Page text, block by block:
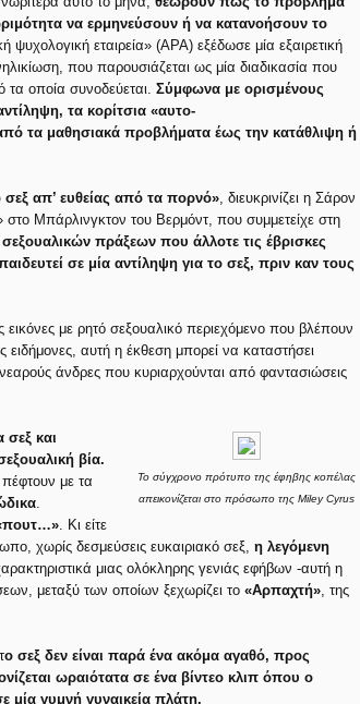
να ερμηνεύσουν ή να κατανοήσουν το
ψυχολογική εταιρεία» (AΡΑ) εξέδωσε μία εξαιρετική
που παρουσιάζεται ως μία διαδικασία που
τα οποία συνοδεύεται.Σύμφωνα με ορισμένους
τα κορίτσια «αυτο-
από τα μαθησιακά προβλήματα έως την κατάθλιψη ή
σεξ απ’ ευθείας από τα πορνό» , διευκρινίζει η Σάρον
Μπάρλινγκτον του Βερμόντ, που συμμετείχε στη
πράξεων που άλλοτε τις έβρισκες
σε μία αντίληψη για το σεξ, πριν καν τους
εικόνες με ρητό σεξουαλικό περιεχόμενο που βλέπουν
αυτή η έκθεση μπορεί να καταστήσει
άνδρες που κυριαρχούνται από φαντασιώσεις
To σύγχρονο πρότυπο της έφηβης κοπέλας
απεικονίζεται στο πρόσωπο της Miley Cyrus
σεξ και
βία.
πέφτουν με τα
. Κι είτε
χωρίς δεσμεύσεις ευκαιριακό σεξ,η λεγόμενη
μιας ολόκληρης γενιάς εφήβων -αυτή η
μεταξύ των οποίων ξεχωρίζει το«Αρπαχτή» , της
ο σεξ δεν είναι παρά ένα ακόμα αγαθό, προς
ωραιότατα σε ένα βίντεο κλιπ όπου ο
μία γυμνή γυναικεία πλάτη.